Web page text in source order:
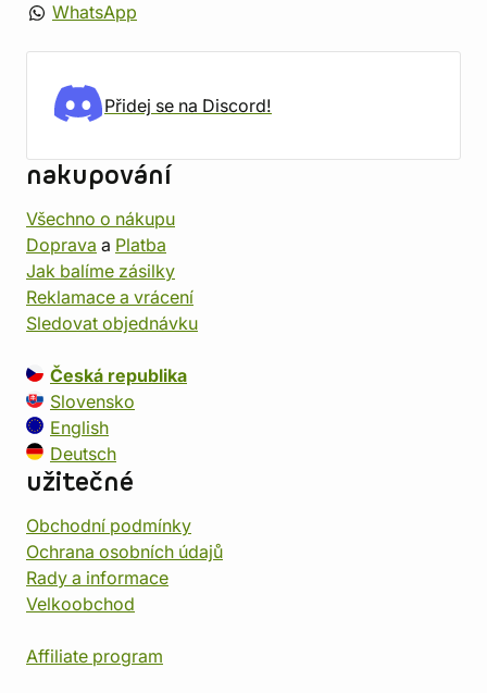
WhatsApp
Přidej se na Discord!
nakupování
Všechno o nákupu
Doprava a Platba
Jak balíme zásilky
Reklamace a vrácení
Sledovat objednávku
Česká republika
Slovensko
English
Deutsch
užitečné
Obchodní podmínky
Ochrana osobních údajů
Rady a informace
Velkoobchod
Affiliate program